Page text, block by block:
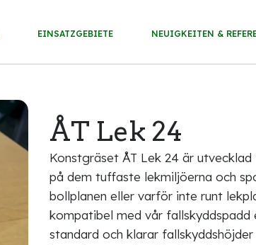
EINSATZGEBIETE NEUIGKEITEN &
ÅT Lek 24
Konstgräset ÅT Lek 24 är
på dem tuffaste lekmiljöerna och
bollplanen eller varför inte runt
kompatibel med vår fallskyddspadd
standard och klarar